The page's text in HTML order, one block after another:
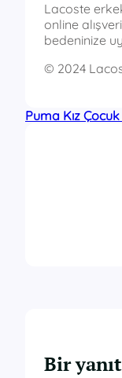
Lacoste
online
bedeninize
© 2024
Puma Kız
Bir